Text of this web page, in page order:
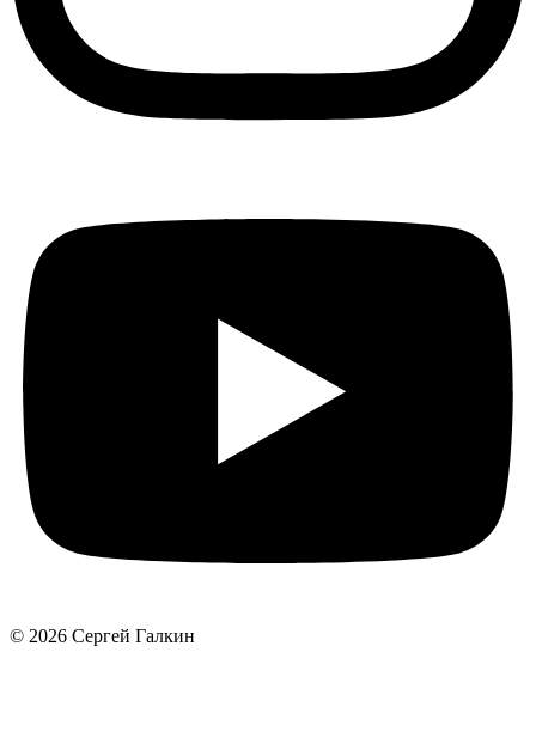
© 2026 Сергей Галкин